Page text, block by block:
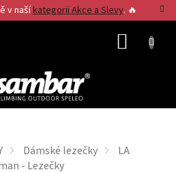
v našíkategorii Akce a Slevy. 🔥
Dámské lezečky
LA
- Lezečky